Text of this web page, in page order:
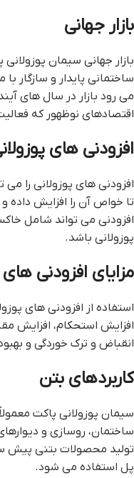
بازار جهانی
بازار جهانی سیمان
ساختمانی پایدار و سازگار
می رود بازار در سال های
اقتصادهای نوظهور که
افزودنی های
افزودنی های پوزولانی را
تا خواص آن را افزایش داده
افزودنی می تواند شامل
پوزولانی باشد.
مزایای افزودنی های
استفاده از افزودنی های
افزایش استحکام، افزایش
انقباض و ترک خوردگی و
کاربردهای بتن
سیمان پوزولانی پاکت
ساختمان، روسازی و
تولید محصولات بتنی پیش
پل استفاده می شود.